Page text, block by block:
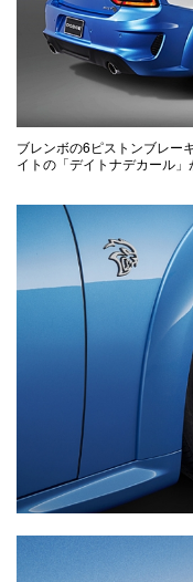
ブレンボの6ピストンブレー
イトの「デイトナデカール」